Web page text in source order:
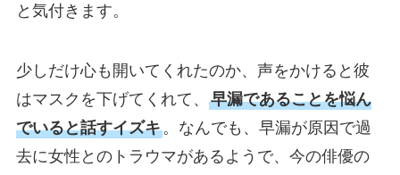
と気付きます。
少しだけ心も開いてくれたのか、声をかけると彼
はマスクを下げてくれて、 早漏であることを悩ん
でいると話すイズキ。なんでも、早漏が原因で過
去に女性とのトラウマがあるようで、今の俳優の